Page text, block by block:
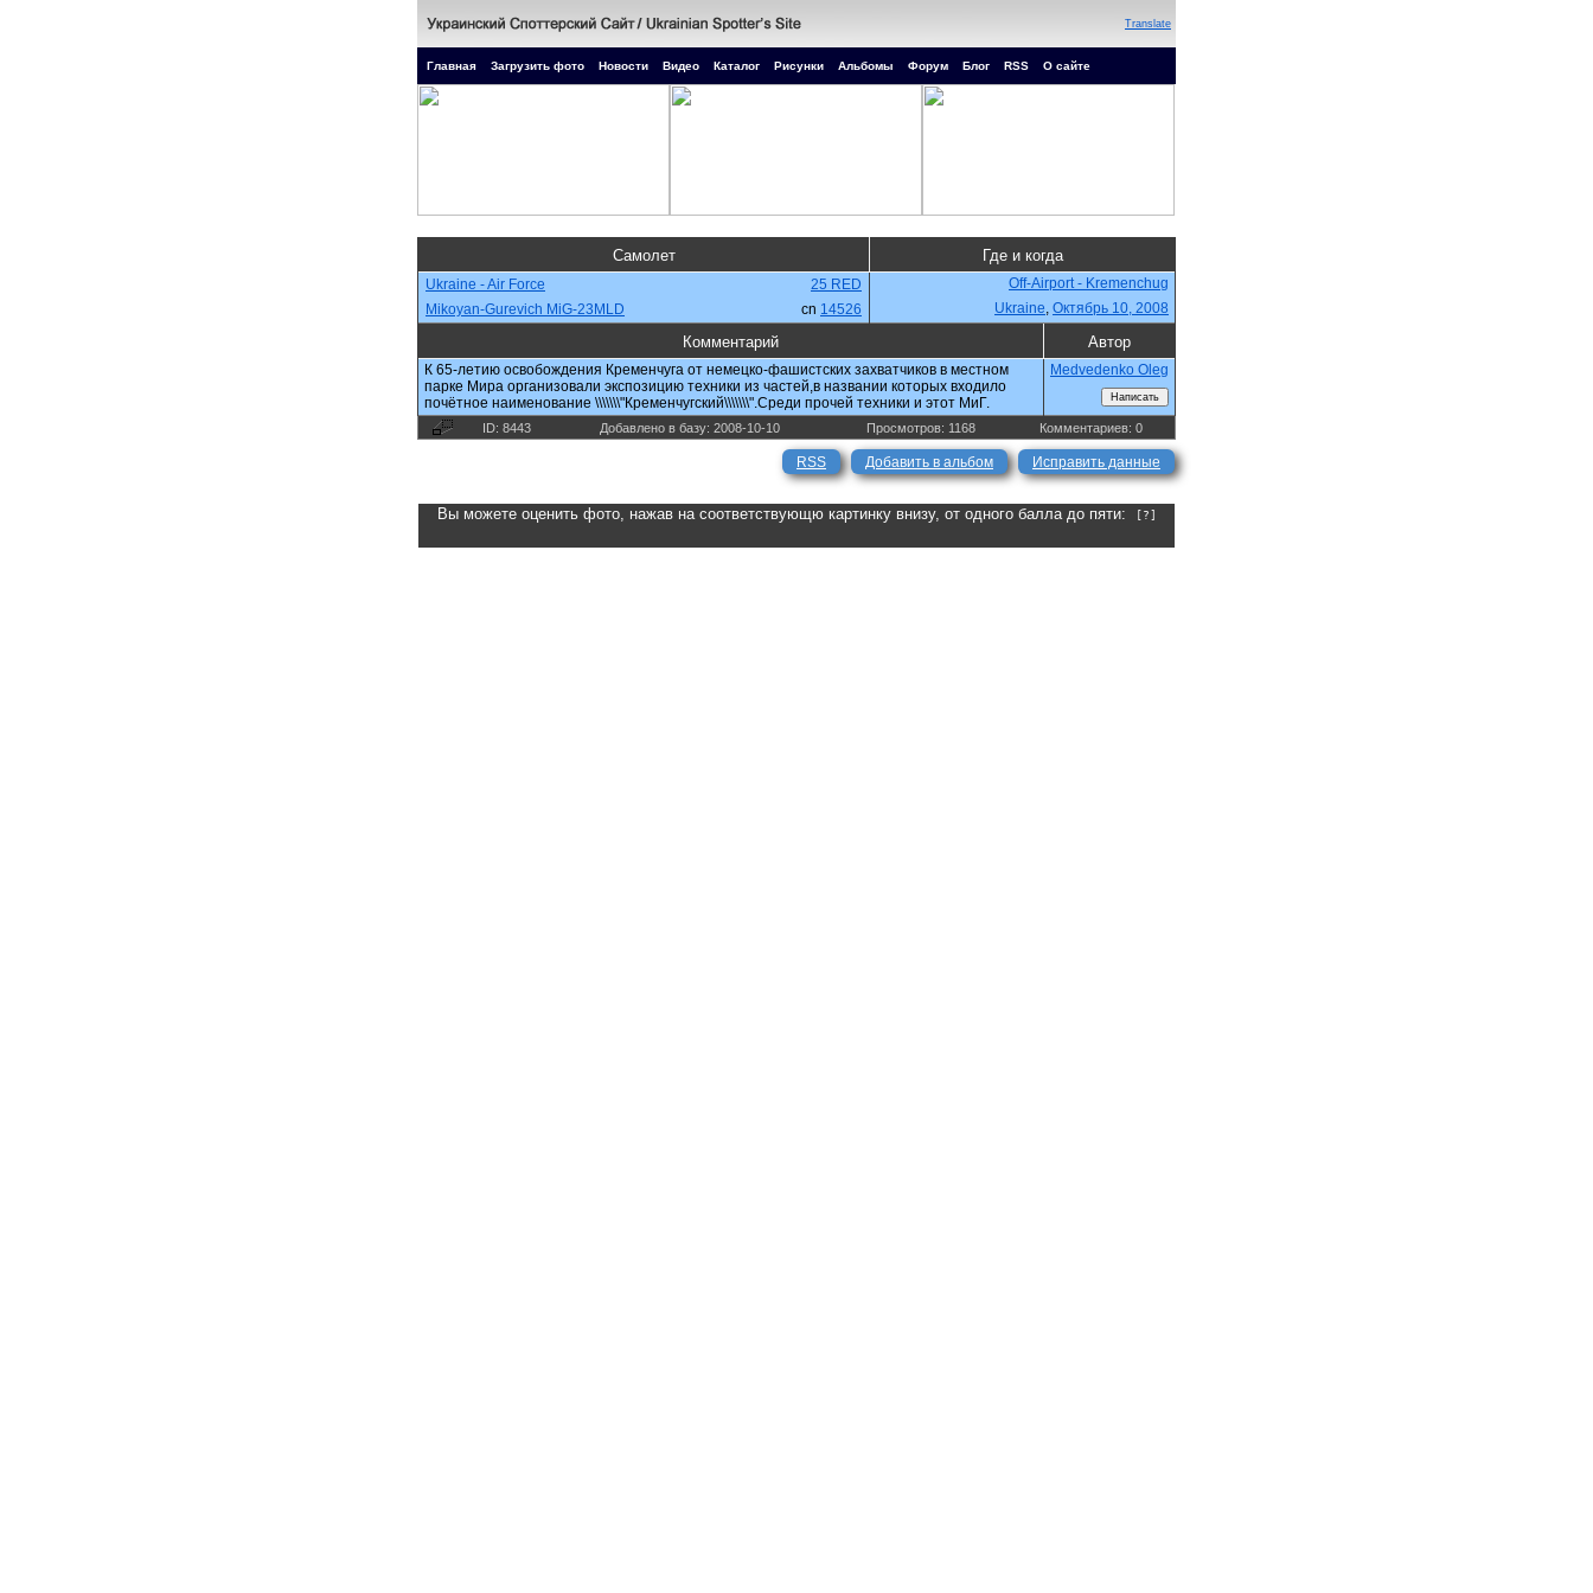
Translate
Главная Загрузить фото Новости Видео Каталог Рисунки Альбомы Форум Блог RSS О сайте
Самолет Где и когда
Ukraine - Air Force 25 RED
Off-Airport - Kremenchug
Mikoyan-Gurevich MiG-23MLD
cn 14526 Ukraine, Октябрь 10, 2008
Комментарий Автор
К 65-летию освобождения Кременчуга от немецко-фашистских захватчиков в местном
парке Мира организовали экспозицию техники из частей,в названии которых входило
почётное наименование \\\\\\\"Кременчугский\\\\\\\".Среди прочей техники и этот МиГ.
Medvedenko Oleg
ID: 8443 Добавлено в базу: 2008-10-10 Просмотров: 1168 Комментариев: 0
RSS Добавить в альбом Исправить данные
Вы можете оценить фото, нажав на соответствующю картинку внизу, от одного балла до пяти: [?]